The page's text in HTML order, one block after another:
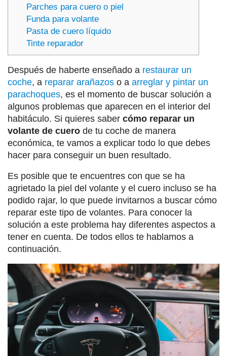
Parches para cuero o piel
Funda para volante
Pasta de cuero líquido
Tinte reparador
Después de haberte enseñado a restaurar un
coche, a reparar arañazos o a arreglar y pintar un
parachoques, es el momento de buscar solución a
algunos problemas que aparecen en el interior del
habitáculo. Si quieres saber cómo reparar un
volante de cuero de tu coche de manera
económica, te vamos a explicar todo lo que debes
hacer para conseguir un buen resultado.
Es posible que te encuentres con que se ha
agrietado la piel del volante y el cuero incluso se ha
podido rajar, lo que puede invitarnos a buscar cómo
reparar este tipo de volantes. Para conocer la
solución a este problema hay diferentes aspectos a
tener en cuenta. De todos ellos te hablamos a
continuación.